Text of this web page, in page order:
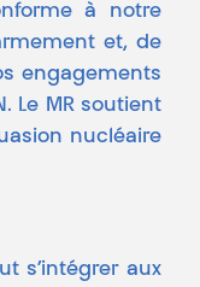
à notre
et, de
engagements
Le MR soutient
nucléaire
s’intégrer aux